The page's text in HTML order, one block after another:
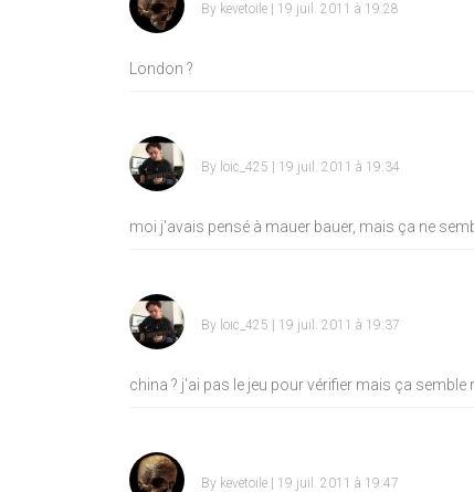
By kevetoile | 19 juil. 2011 à 19:28
London ?
By loic_425 | 19 juil. 2011 à 19:34
moi j'avais pensé à mauer bauer, mais ça ne
By loic_425 | 19 juil. 2011 à 19:37
china ? j'ai pas le jeu pour vérifier mais ça semble
By kevetoile | 19 juil. 2011 à 19:47